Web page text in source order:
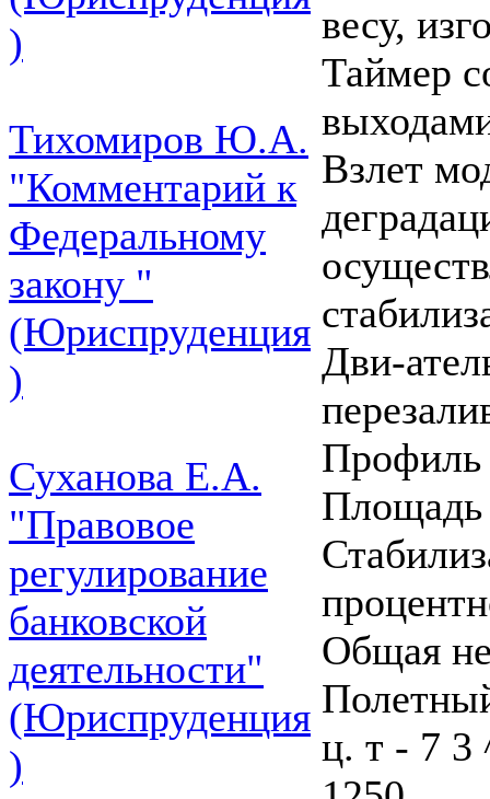
)
Тихомиров Ю.А.
"Комментарий к
Федеральному
закону "
(Юриспруденция
)
Суханова Е.А.
"Правовое
регулирование
банковской
деятельности"
(Юриспруденция
)
весу,
Таймер
Взлет
Дви-
Профиль
Общая
ц. т - 7 3